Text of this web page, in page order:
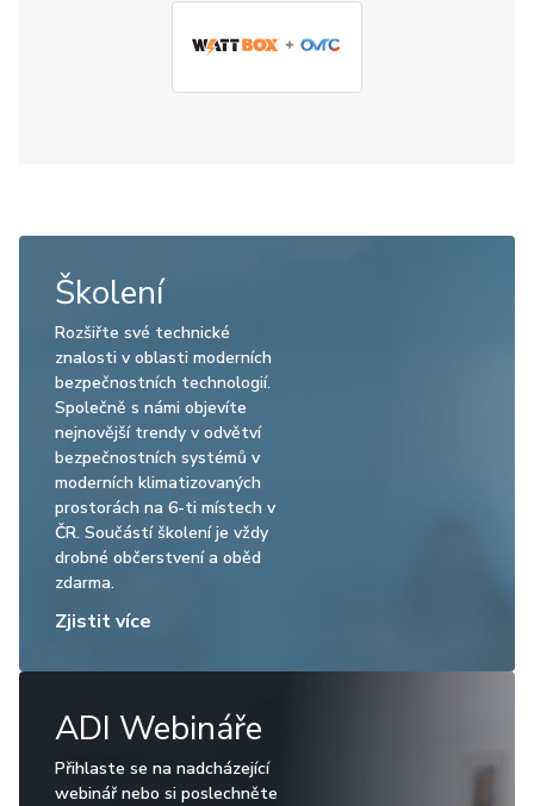
Školení
Rozšiřte své technické
znalosti v oblasti moderních
bezpečnostních technologií.
Společně s námi objevíte
nejnovější trendy v odvětví
bezpečnostních systémů v
moderních klimatizovaných
prostorách na 6-ti místech v
ČR. Součástí školení je vždy
drobné občerstvení a oběd
zdarma.
Zjistit více
ADI Webináře
Přihlaste se na nadcházející
webinář nebo si poslechněte